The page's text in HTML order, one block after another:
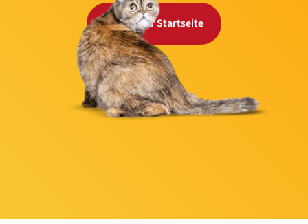
Zurück zur Startseite